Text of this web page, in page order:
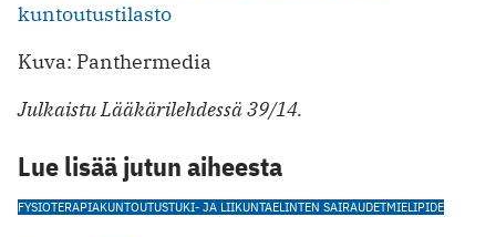
kuntoutustilasto
Kuva: Panthermedia
Julkaistu Lääkärilehdessä 39/14.
Lue lisää jutun aiheesta
FYSIOTERAPIAKUNTOUTUSTUKI- JA LIIKUNTAELINTEN SAIRAUDETMIELIPIDE